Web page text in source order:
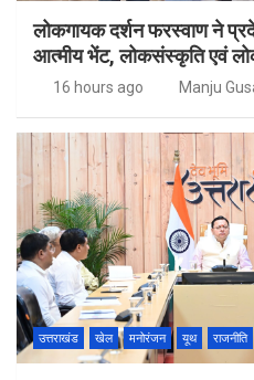
लोकगायक दर्शन फरस्वाण ने
आत्मीय भेंट, लोकसंस्कृति एवं
16 hours ago Manju
उत्तराखंड खेल मनोरंजन यूथ राजनीति